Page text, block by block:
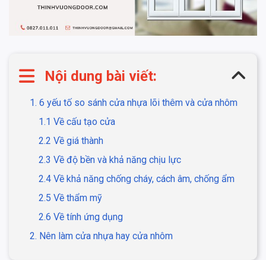
Nội dung bài viết:
1. 6 yếu tố so sánh cửa nhựa lõi thêm và cửa nhôm
1.1 Về cấu tạo cửa
2.2 Về giá thành
2.3 Về độ bền và khả năng chịu lực
2.4 Về khả năng chống cháy, cách âm, chống ẩm
2.5 Về thẩm mỹ
2.6 Về tính ứng dụng
2. Nên làm cửa nhựa hay cửa nhôm